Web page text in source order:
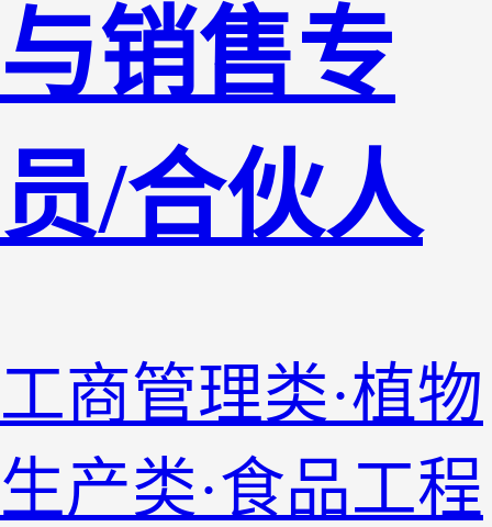
与销售专
员/合伙人
工商管理类·植物
生产类·食品工程